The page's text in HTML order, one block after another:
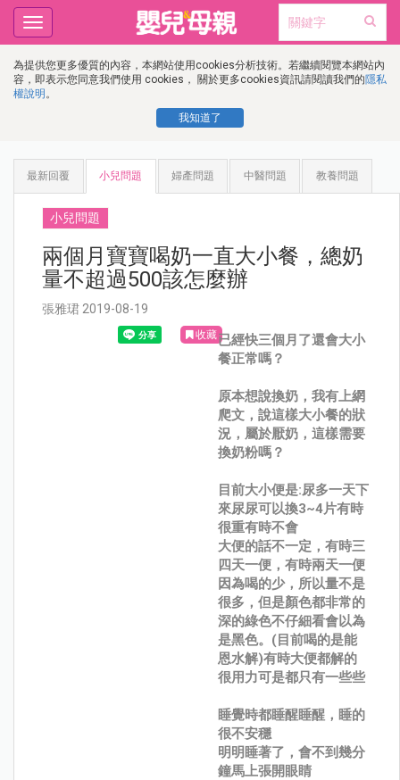
為提供您更多優質的內容，本網站使用cookies分析技術。若繼續閱覽本網站內
容，即表示您同意我們使用 cookies， 關於更多cookies資訊請閱讀我們的隱私
權說明 。
我知道了
Toggle
navigation
最新回覆 小兒問題 婦產問題 中醫問題 教養問題
小兒問題
兩個月寶寶喝奶一直大小餐，總奶
量不超過500該怎麼辦
張雅珺 2019-08-19
收藏已經快三個月了還會大小
餐正常嗎？
原本想說換奶，我有上網
爬文，說這樣大小餐的狀
況，屬於厭奶，這樣需要
換奶粉嗎？
目前大小便是:尿多一天下
來尿尿可以換3~4片有時
很重有時不會
大便的話不一定，有時三
四天一便，有時兩天一便
因為喝的少，所以量不是
很多，但是顏色都非常的
深的綠色不仔細看會以為
是黑色。(目前喝的是能
恩水解)有時大便都解的
很用力可是都只有一些些
睡覺時都睡醒睡醒，睡的
很不安穩
明明睡著了，會不到幾分
鐘馬上張開眼睛